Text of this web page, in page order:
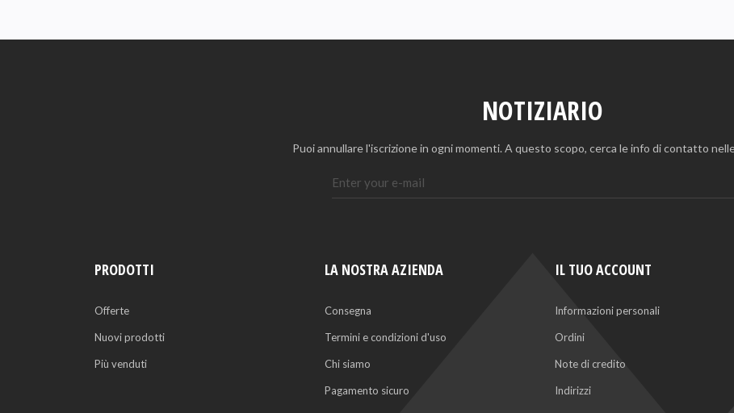
NOTIZIARIO
Puoi annullare l'iscrizione in ogni momenti. A questo scopo, cerca le info di contatto
PRODOTTI
Offerte
Nuovi prodotti
Più venduti
LA NOSTRA AZIENDA
Consegna
Termini e condizioni d'uso
Chi siamo
Pagamento sicuro
IL TUO ACCOUNT
Informazioni personali
Ordini
Note di credito
Indirizzi